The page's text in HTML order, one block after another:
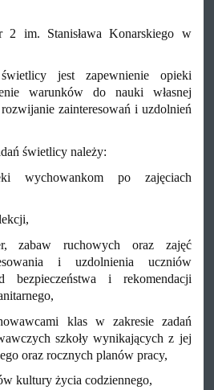
2 im. Stanisława Konarskiego w
jest zapewnienie opieki
warunków do nauki własnej
zainteresowań i uzdolnień
świetlicy należy:
wychowankom po zajęciach
zabaw ruchowych oraz zajęć
i uzdolnienia uczniów
bezpieczeństwa i rekomendacji
klas w zakresie zadań
szkoły wynikających z jej
oraz rocznych planów pracy,
kultury życia codziennego,